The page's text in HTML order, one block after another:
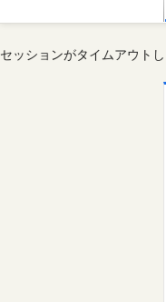
セッションがタイムアウトし